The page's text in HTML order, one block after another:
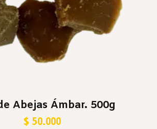
Abejas Ámbar. 500g
$ 50.000